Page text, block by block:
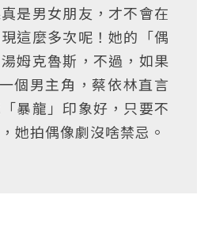
是男女朋友，才不會在
這麼多次呢！她的「偶
姆克魯斯，不過，如果
個男主角，蔡依林直言
暴龍」印象好，只要不
她拍偶像劇沒啥禁忌。